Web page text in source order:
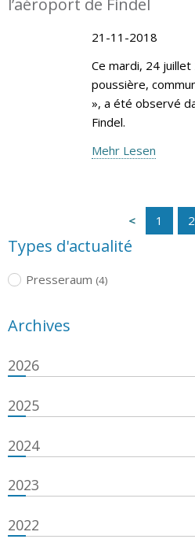
21-11-2018
Ce mardi, 24
poussière,
», a été observé
Findel.
Mehr Lesen
1 2
Types d'actualité
Presseraum (4)
Archives
2026
2025
2024
2023
2022